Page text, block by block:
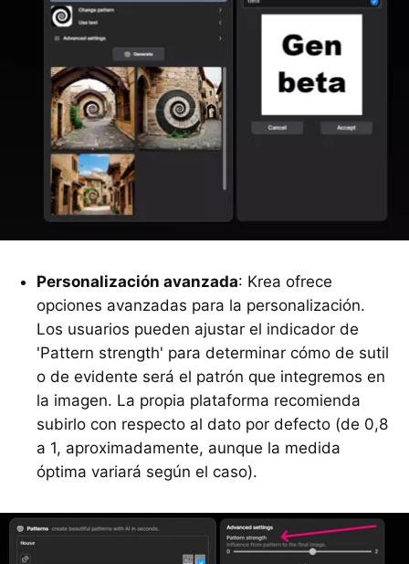
Personalización avanzada: Krea ofrece
opciones avanzadas para la personalización.
Los usuarios pueden ajustar el indicador de
'Pattern strength' para determinar cómo de sutil
o de evidente será el patrón que integremos en
la imagen. La propia plataforma recomienda
subirlo con respecto al dato por defecto (de 0,8
a 1, aproximadamente, aunque la medida
óptima variará según el caso).